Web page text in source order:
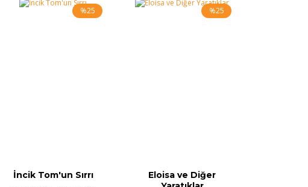
%25
İncik Tom'un Sırrı
%25
Eloisa ve Diğer